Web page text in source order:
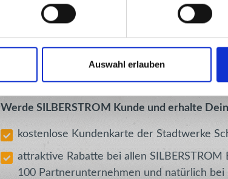
Auswahl erlauben
SILBERSTROM Kunde
Werde SILBERSTROM Kunde und erhalte
kostenlose Kundenkarte der Stadtwerke
attraktive Rabatte bei allen
100 Partnerunternehmen und natürlich